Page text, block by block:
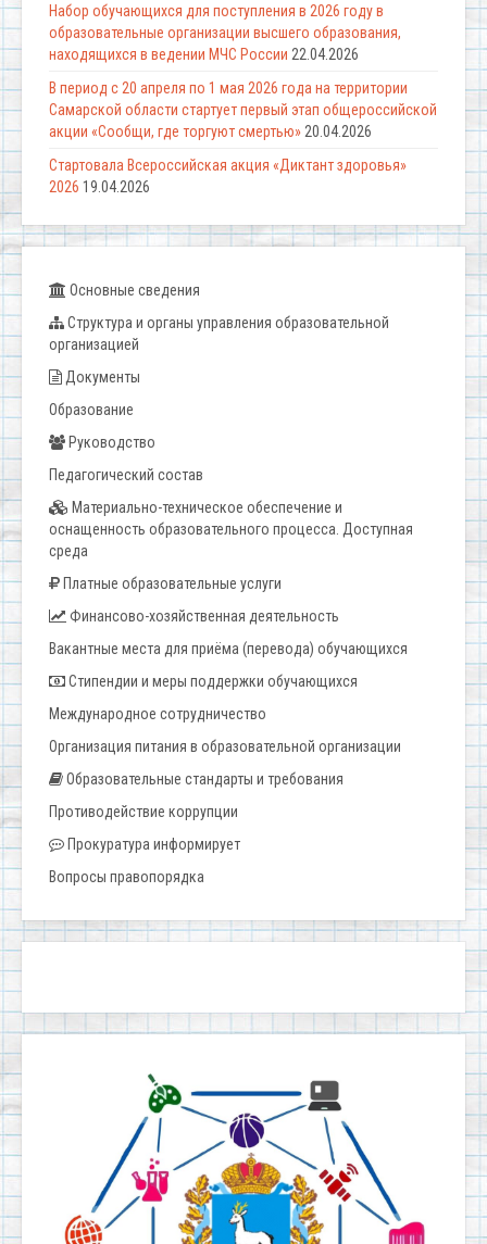
Набор обучающихся для поступления в 2026 году в
образовательные организации высшего образования,
находящихся в ведении МЧС России 22.04.2026
В период с 20 апреля по 1 мая 2026 года на территории
Самарской области стартует первый этап общероссийской
акции «Сообщи, где торгуют смертью»20.04.2026
Стартовала Всероссийская акция «Диктант здоровья»
2026 19.04.2026
Основные сведения
Структура и органы управления образовательной
организацией
Документы
Образование
Руководство
Педагогический состав
Материально-техническое обеспечение и
оснащенность образовательного процесса. Доступная
среда
Платные образовательные услуги
Финансово-хозяйственная деятельность
Вакантные места для приёма (перевода) обучающихся
Стипендии и меры поддержки обучающихся
Международное сотрудничество
Организация питания в образовательной организации
Образовательные стандарты и требования
Противодействие коррупции
Прокуратура информирует
Вопросы правопорядка